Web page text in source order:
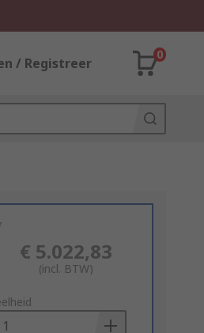
/ Registreer
0
€ 5.022,83
(incl. BTW)